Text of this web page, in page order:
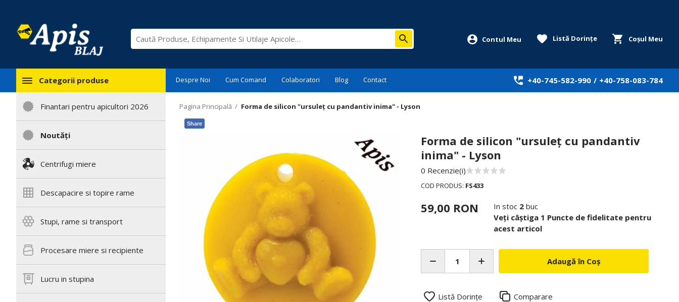
Coșul Meu
Listă Dorințe
Categorii produse
Finantari pentru apicultori 2026
Noutăți
Centrifugi miere
Descapacire si topire rame
Stupi, rame si transport
Procesare miere si recipiente
Lucru in stupina
Despre Noi Cum Comand Colaboratori Blog Contact +40-745-582-990 / +40-758-083-784
Pagina Principală / Forma de silicon "ursuleț cu pandantiv inima" - Lyson
Share
Forma de silicon "ursuleț cu pandantiv
inima" - Lyson
0 Recenzie(i)
COD PRODUS: FS433
59,00 RON In stoc 2 buc
Veți câștiga 1 Puncte de fidelitate pentru
acest articol
Adaugă în Coș
Listă Dorințe Comparare